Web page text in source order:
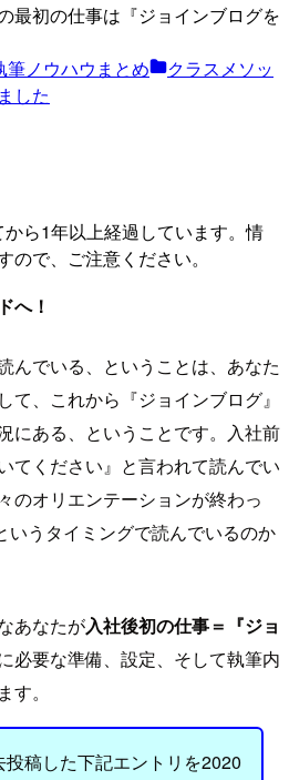
最初の仕事は『ジョインブログを
筆ノウハウまとめ
クラスメソッ
した
ら1年以上経過しています。情
で、ご注意ください。
へ！
んでいる、ということは、あなた
て、これから『ジョインブログ』
にある、ということです。入社前
てください』と言われて読んでい
のオリエンテーションが終わっ
いうタイミングで読んでいるのか
あなたが入社後初の仕事＝『ジョ
必要な準備、設定、そして執筆内
。
稿した下記エントリを2020